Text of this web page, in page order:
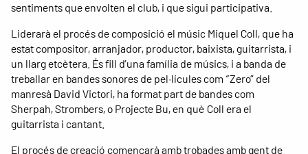
sentiments que envolten el club, i que sigui participativa.
Liderarà el procés de composició el músic Miquel Coll, que ha
estat compositor, arranjador, productor, baixista, guitarrista, i
un llarg etcètera. És fill d’una família de músics, i a banda de
treballar en bandes sonores de pel·lícules com “Zero” del
manresà David Victori, ha format part de bandes com
Sherpah, Strombers, o Projecte Bu, en què Coll era el
guitarrista i cantant.
El procés de creació començarà amb trobades amb gent de